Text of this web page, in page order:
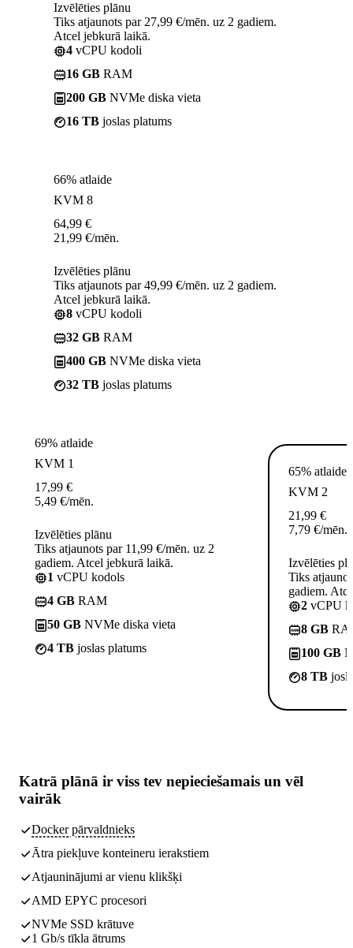
Izvēlēties plānu
Tiks atjaunots par 27,99 €/mēn. uz 2 gadiem.
Atcel jebkurā laikā.
4 vCPU kodoli
16 GB RAM
200 GB NVMe diska vieta
16 TB joslas platums
66% atlaide
KVM 8
64,99 €
21,99 €/mēn.
Izvēlēties plānu
Tiks atjaunots par 49,99 €/mēn. uz 2 gadiem.
Atcel jebkurā laikā.
8 vCPU kodoli
32 GB RAM
400 GB NVMe diska vieta
32 TB joslas platums
69% atlaide
KVM 1
17,99 €
5,49 €/mēn.
Izvēlēties plānu
Tiks atjaunots par 11,99 €/mēn. uz 2
gadiem. Atcel jebkurā laikā.
1 vCPU kodols
4 GB RAM
50 GB NVMe diska vieta
4 TB joslas platums
65% atlaide
KVM 2
21,99 €
7,79 €/mēn.
Izvēlēties
Tiks
gadiem.
2 vCPU
8 GB
100 GB
8 TB
Katrā plānā ir viss tev nepieciešamais un vēl
vairāk
Docker pārvaldnieks
Ātra piekļuve konteineru ierakstiem
Atjauninājumi ar vienu klikšķi
AMD EPYC procesori
NVMe SSD krātuve
1 Gb/s tīkla ātrums